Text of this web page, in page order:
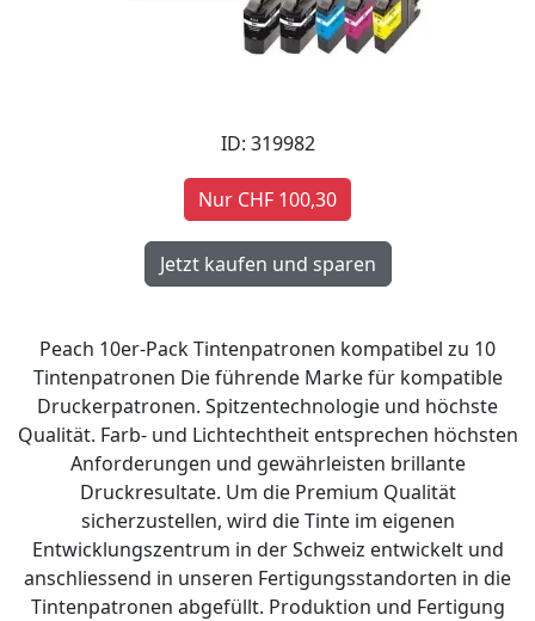
ID: 319982
Nur CHF 100,30
Peach 10er-Pack Tintenpatronen kompatibel zu 10
Tintenpatronen Die führende Marke für kompatible
Druckerpatronen. Spitzentechnologie und höchste
Qualität. Farb- und Lichtechtheit entsprechen höchsten
Anforderungen und gewährleisten brillante
Druckresultate. Um die Premium Qualität
sicherzustellen, wird die Tinte im eigenen
Entwicklungszentrum in der Schweiz entwickelt und
anschliessend in unseren Fertigungsstandorten in die
Tintenpatronen abgefüllt. Produktion und Fertigung